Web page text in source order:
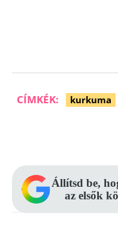
CÍMKÉK: kurkuma
Állítsd be,
az elsők